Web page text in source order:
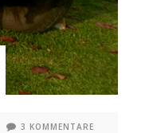
3 KOMMENTARE